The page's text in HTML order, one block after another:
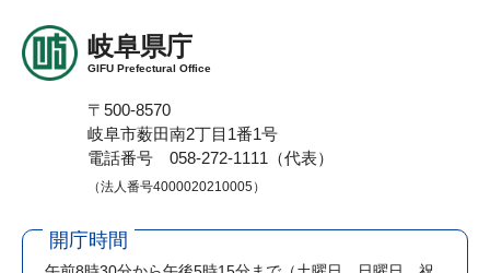
岐阜県庁
GIFU Prefectural Office
〒500-8570
岐阜市薮田南2丁目1番1号
電話番号 058-272-1111（代表）
（法人番号4000020210005）
開庁時間